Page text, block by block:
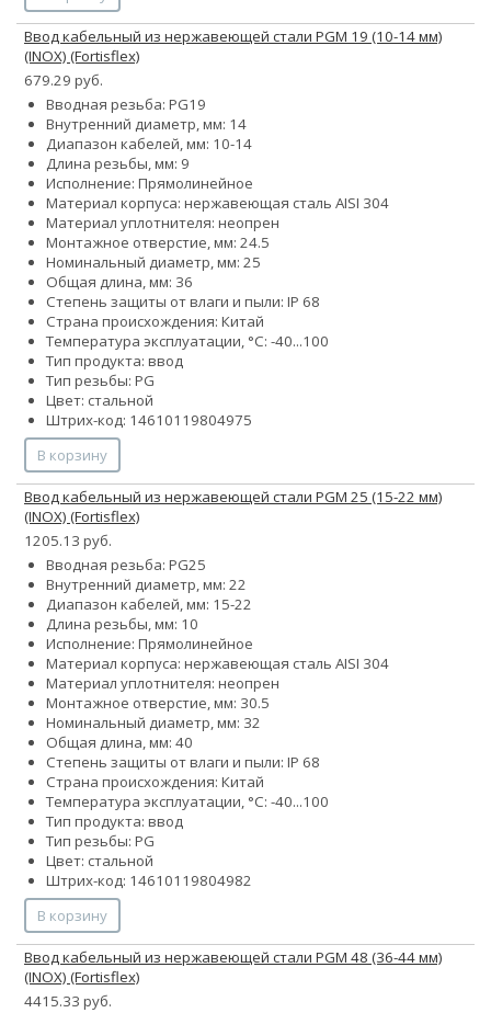
Ввод кабельный из нержавеющей стали PGM 19 (10-14 мм)
(INOX) (Fortisflex)
679.29 руб.
Вводная резьба: PG19
Внутренний диаметр, мм: 14
Диапазон кабелей, мм: 10-14
Длина резьбы, мм: 9
Исполнение: Прямолинейное
Материал корпуса: нержавеющая сталь AISI 304
Материал уплотнителя: неопрен
Монтажное отверстие, мм: 24.5
Номинальный диаметр, мм: 25
Общая длина, мм: 36
Степень защиты от влаги и пыли: IP 68
Страна происхождения: Китай
Температура эксплуатации, °С: -40...100
Тип продукта: ввод
Тип резьбы: PG
Цвет: стальной
Штрих-код: 14610119804975
В корзину
Ввод кабельный из нержавеющей стали PGM 25 (15-22 мм)
(INOX) (Fortisflex)
1205.13 руб.
Вводная резьба: PG25
Внутренний диаметр, мм: 22
Диапазон кабелей, мм: 15-22
Длина резьбы, мм: 10
Исполнение: Прямолинейное
Материал корпуса: нержавеющая сталь AISI 304
Материал уплотнителя: неопрен
Монтажное отверстие, мм: 30.5
Номинальный диаметр, мм: 32
Общая длина, мм: 40
Степень защиты от влаги и пыли: IP 68
Страна происхождения: Китай
Температура эксплуатации, °С: -40...100
Тип продукта: ввод
Тип резьбы: PG
Цвет: стальной
Штрих-код: 14610119804982
В корзину
Ввод кабельный из нержавеющей стали PGM 48 (36-44 мм)
(INOX) (Fortisflex)
4415.33 руб.